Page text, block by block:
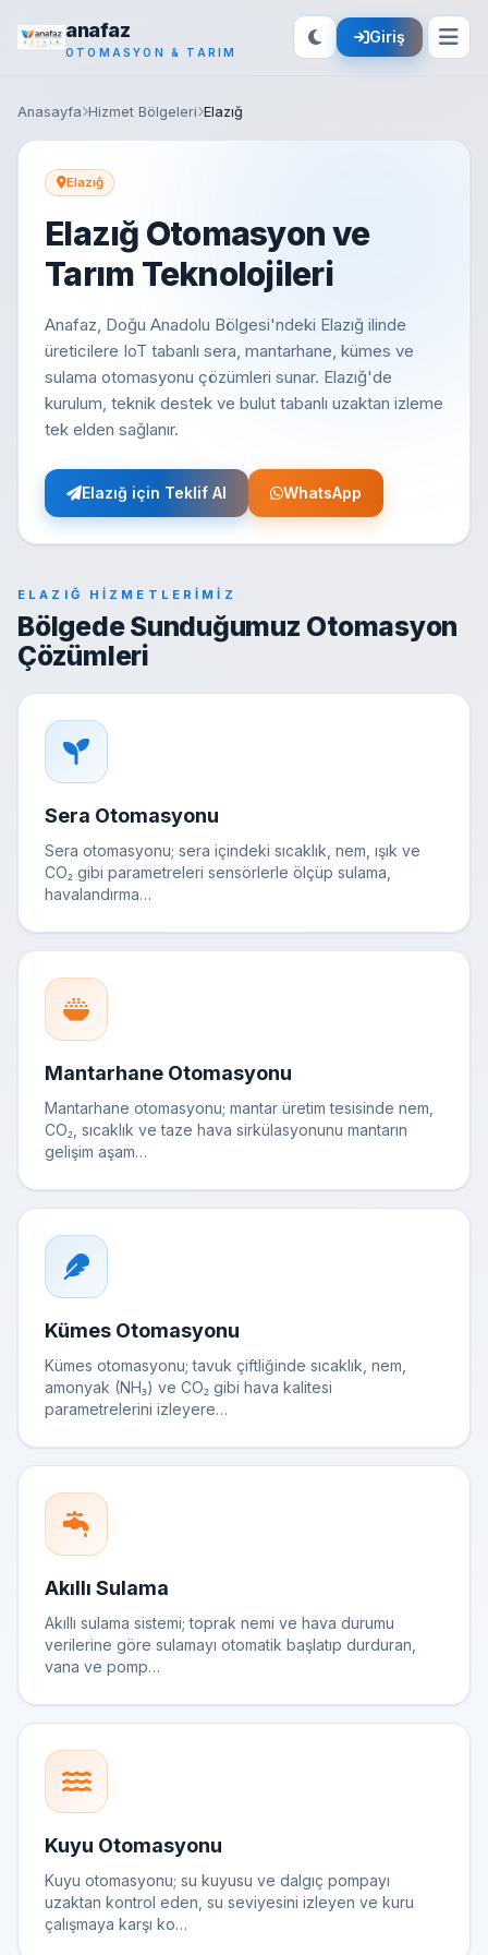
anafaz
OTOMASYON & TARIM
Giriş
Anasayfa Hizmet Bölgeleri Elazığ
Elazığ
Elazığ Otomasyon ve
Tarım Teknolojileri
Anafaz, Doğu Anadolu Bölgesi'ndeki Elazığ ilinde
üreticilere IoT tabanlı sera, mantarhane, kümes ve
sulama otomasyonu çözümleri sunar. Elazığ'de
kurulum, teknik destek ve bulut tabanlı uzaktan izleme
tek elden sağlanır.
Elazığ için Teklif Al WhatsApp
ELAZIĞ HIZMETLERIMIZ
Bölgede Sunduğumuz Otomasyon
Çözümleri
Sera Otomasyonu
Sera otomasyonu; sera içindeki sıcaklık, nem, ışık ve
CO₂ gibi parametreleri sensörlerle ölçüp sulama,
havalandırma…
Mantarhane Otomasyonu
Mantarhane otomasyonu; mantar üretim tesisinde nem,
CO₂, sıcaklık ve taze hava sirkülasyonunu mantarın
gelişim aşam…
Kümes Otomasyonu
Kümes otomasyonu; tavuk çiftliğinde sıcaklık, nem,
amonyak (NH₃) ve CO₂ gibi hava kalitesi
parametrelerini izleyere…
Akıllı Sulama
Akıllı sulama sistemi; toprak nemi ve hava durumu
verilerine göre sulamayı otomatik başlatıp durduran,
vana ve pomp…
Kuyu Otomasyonu
Kuyu otomasyonu; su kuyusu ve dalgıç pompayı
uzaktan kontrol eden, su seviyesini izleyen ve kuru
çalışmaya karşı ko…